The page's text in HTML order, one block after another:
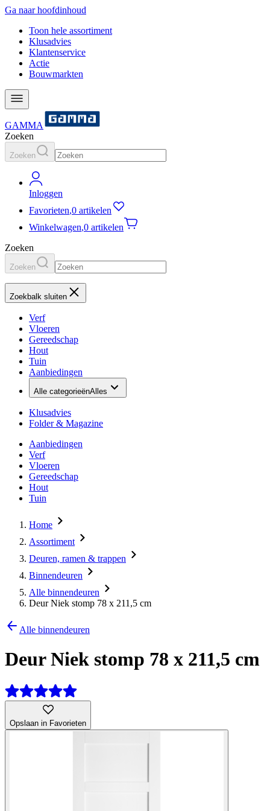
Ga naar hoofdinhoud
Toon hele assortiment
Klusadvies
Klantenservice
Actie
Bouwmarkten
GAMMA
Zoeken
Zoeken
Inloggen
Favorieten,0 artikelen
Winkelwagen,0 artikelen
Zoeken
Zoeken
Zoekbalk sluiten
Verf
Vloeren
Gereedschap
Hout
Tuin
Aanbiedingen
Alle categorieënAlles
Klusadvies
Folder & Magazine
Aanbiedingen
Verf
Vloeren
Gereedschap
Hout
Tuin
Home
Assortiment
Deuren, ramen & trappen
Binnendeuren
Alle binnendeuren
Deur Niek stomp 78 x 211,5 cm
Alle binnendeuren
Deur Niek stomp 78 x 211,5 cm
Opslaan in Favorieten